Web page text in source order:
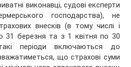
виконавці, судові експерти
господарства), не
внесків (в тому числі і
31 березня та з 1 квітня по 30
періоди включаються до
що страхові суми